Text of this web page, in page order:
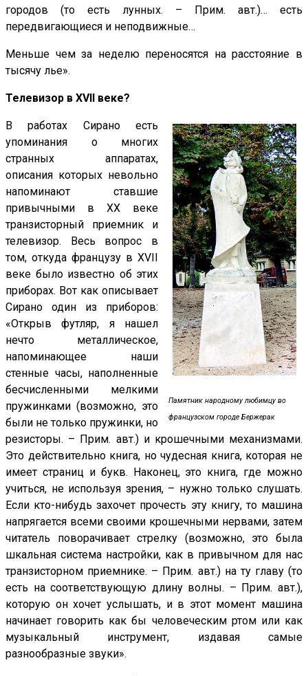
городов (то есть лунных. – Прим. авт.)… есть
передвигающиеся и неподвижные…
Меньше чем за неделю переносятся на расстояние в
тысячу лье».
Телевизор в XVII веке?
Памятник народному любимцу во
французском городе Бержерак
В работах Сирано есть
упоминания о многих
странных аппаратах,
описания которых невольно
напоминают ставшие
привычными в XX веке
транзисторный приемник и
телевизор. Весь вопрос в
том, откуда французу в XVII
веке было известно об этих
приборах. Вот как описывает
Сирано один из приборов:
«Открыв футляр, я нашел
нечто металлическое,
напоминающее наши
стенные часы, наполненные
бесчисленными мелкими
пружинками (возможно, это
были не только пружинки, но
резисторы. – Прим. авт.) и крошечными механизмами.
Это действительно книга, но чудесная книга, которая не
имеет страниц и букв. Наконец, это книга, где можно
учиться, не используя зрения, – нужно только слушать.
Если кто-нибудь захочет прочесть эту книгу, то машина
напрягается всеми своими крошечными нервами, затем
читатель поворачивает стрелку (возможно, это была
шкальная система настройки, как в привычном для нас
транзисторном приемнике. – Прим. авт.) на ту главу (то
есть на соответствующую длину волны. – Прим. авт.),
которую он хочет услышать, и в этот момент машина
начинает говорить как бы человеческим ртом или как
музыкальный инструмент, издавая самые
разнообразные звуки».